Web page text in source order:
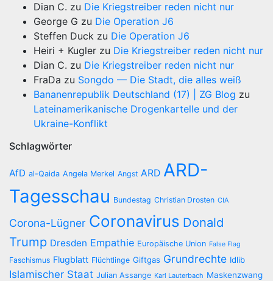
Dian C. zu Die Kriegstreiber reden nicht nur
George G zu Die Operation J6
Steffen Duck zu Die Operation J6
Heiri + Kugler zu Die Kriegstreiber reden nicht nur
Dian C. zu Die Kriegstreiber reden nicht nur
FraDa zu Songdo — Die Stadt, die alles weiß
Bananenrepublik Deutschland (17) | ZG Blog zu
Lateinamerikanische Drogenkartelle und der
Ukraine-Konflikt
Schlagwörter
AfD al-Qaida Angela Merkel Angst ARD ARD-
Tagesschau Bundestag Christian Drosten CIA
Corona-Lügner Coronavirus Donald
Trump Dresden Empathie Europäische Union False Flag
Faschismus Flugblatt Flüchtlinge Giftgas Grundrechte Idlib
Islamischer Staat Julian Assange Karl Lauterbach Maskenzwang